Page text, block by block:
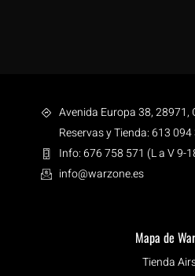
Avenida Europa 38, 28971,
Reservas y Tienda: 613
Info: 676 758 571 (L a V 9-
info@warzone.es
Mapa de
Tienda